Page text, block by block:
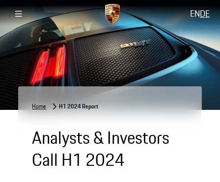
ENDE
Home H1 2024 Report
Analysts & Investors
Call H1 2024